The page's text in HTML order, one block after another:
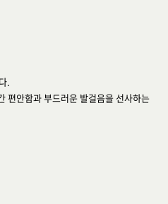
.
편안함과 부드러운 발걸음을 선사하는